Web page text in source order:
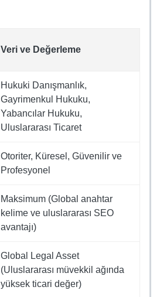
Veri ve Değerleme
Hukuki Danışmanlık,
Gayrimenkul Hukuku,
Yabancılar Hukuku,
Uluslararası Ticaret
Otoriter, Küresel, Güvenilir ve
Profesyonel
Maksimum (Global anahtar
kelime ve uluslararası SEO
avantajı)
Global Legal Asset
(Uluslararası müvekkil ağında
yüksek ticari değer)